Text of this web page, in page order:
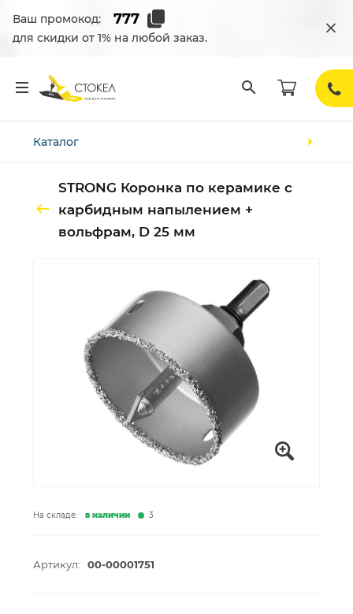
Ваш промокод:
для скидки от 1% на любой заказ.
Каталог
STRONG Коронка по керамике с
карбидным напылением +
вольфрам, D 25 мм
На складе: в наличии 3
Артикул: 00-00001751